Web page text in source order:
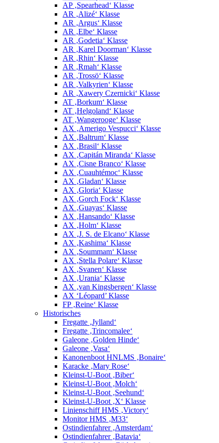
AP ‚Spearhead‘ Klasse
AR ‚Alizé‘ Klasse
AR ‚Argus‘ Klasse
AR ‚Elbe‘ Klasse
AR ‚Godetia‘ Klasse
AR ‚Karel Doorman‘ Klasse
AR ‚Rhin‘ Klasse
AR ‚Rmah‘ Klasse
AR ‚Trossö‘ Klasse
AR ‚Valkyrien‘ Klasse
AR ‚Xawery Czernicki‘ Klasse
AT ‚Borkum‘ Klasse
AT ‚Helgoland‘ Klasse
AT ‚Wangerooge‘ Klasse
AX ‚Amerigo Vespucci‘ Klasse
AX ‚Baltrum‘ Klasse
AX ‚Brasil‘ Klasse
AX ‚Capitán Miranda‘ Klasse
AX ‚Cisne Branco‘ Klasse
AX ‚Cuauhtémoc‘ Klasse
AX ‚Gladan‘ Klasse
AX ‚Gloria‘ Klasse
AX ‚Gorch Fock‘ Klasse
AX ‚Guayas‘ Klasse
AX ‚Hansando‘ Klasse
AX ‚Holm‘ Klasse
AX ‚J. S. de Elcano‘ Klasse
AX ‚Kashima‘ Klasse
AX ‚Soummam‘ Klasse
AX ‚Stella Polare‘ Klasse
AX ‚Svanen‘ Klasse
AX ‚Urania‘ Klasse
AX ‚van Kingsbergen‘ Klasse
AX ‘Léopard’ Klasse
FP ‚Reine‘ Klasse
Historisches
Fregatte ‚Jylland‘
Fregatte ‚Trincomalee‘
Galeone ‚Golden Hinde‘
Galeone ‚Vasa‘
Kanonenboot HNLMS ‚Bonaire‘
Karacke ‚Mary Rose‘
Kleinst-U-Boot ‚Biber‘
Kleinst-U-Boot ‚Molch‘
Kleinst-U-Boot ‚Seehund‘
Kleinst-U-Boot ‚X‘ Klasse
Linienschiff HMS ‚Victory‘
Monitor HMS ‚M33‘
Ostindienfahrer ‚Amsterdam‘
Ostindienfahrer ‚Batavia‘